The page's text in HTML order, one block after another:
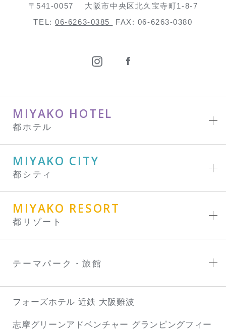
〒541-0057
大阪市中央区北久宝寺町1-8-7
TEL:06-6263-0385 FAX: 06-6263-0380
MIYAKO HOTEL
都ホテル
MIYAKO CITY
都シティ
MIYAKO RESORT
都リゾート
テーマパーク・旅館
フォーズホテル 近鉄 大阪難波
志摩グリーンアドベンチャー グランピングフィー